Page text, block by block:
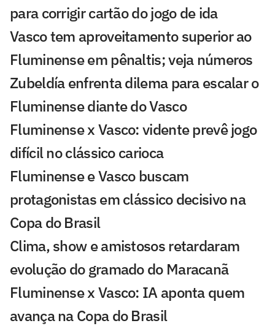
para corrigir cartão do jogo de ida
Vasco tem aproveitamento superior ao
Fluminense em pênaltis; veja números
Zubeldía enfrenta dilema para escalar o
Fluminense diante do Vasco
Fluminense x Vasco: vidente prevê jogo
difícil no clássico carioca
Fluminense e Vasco buscam
protagonistas em clássico decisivo na
Copa do Brasil
Clima, show e amistosos retardaram
evolução do gramado do Maracanã
Fluminense x Vasco: IA aponta quem
avança na Copa do Brasil